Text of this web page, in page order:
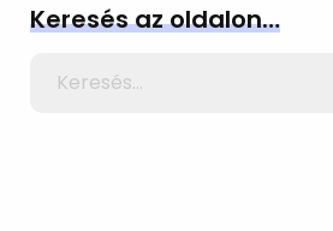
Keresés az oldalon…